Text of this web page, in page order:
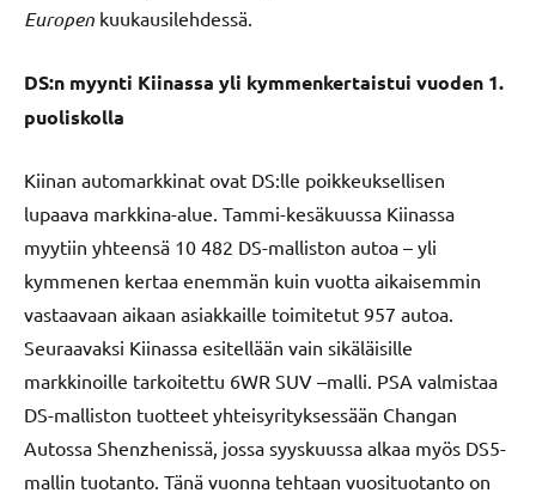
Europen kuukausilehdessä.
DS:n myynti Kiinassa yli kymmenkertaistui vuoden 1.
puoliskolla
Kiinan automarkkinat ovat DS:lle poikkeuksellisen
lupaava markkina-alue. Tammi-kesäkuussa Kiinassa
myytiin yhteensä 10 482 DS-malliston autoa – yli
kymmenen kertaa enemmän kuin vuotta aikaisemmin
vastaavaan aikaan asiakkaille toimitetut 957 autoa.
Seuraavaksi Kiinassa esitellään vain sikäläisille
markkinoille tarkoitettu 6WR SUV –malli. PSA valmistaa
DS-malliston tuotteet yhteisyrityksessään Changan
Autossa Shenzhenissä, jossa syyskuussa alkaa myös DS5-
mallin tuotanto. Tänä vuonna tehtaan vuosituotanto on